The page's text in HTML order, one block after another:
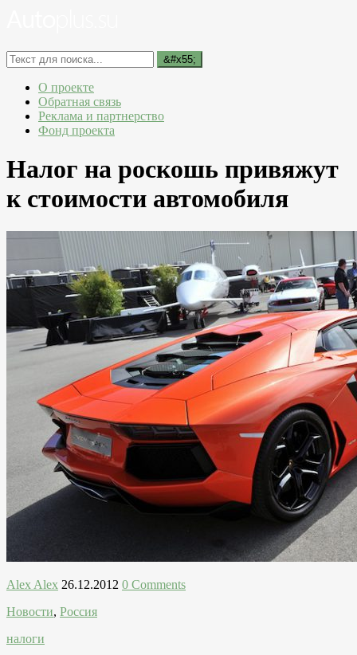
О проекте
Обратная связь
Реклама и партнерство
Фонд проекта
Налог на роскошь привяжут
к стоимости автомобиля
Alex Alex 26.12.2012 0 Comments
Новости, Россия
налоги